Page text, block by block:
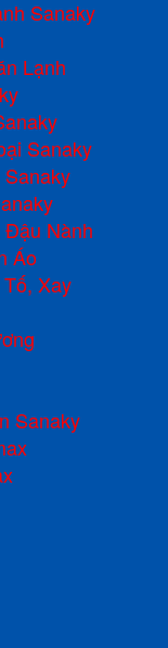
Sanaky
Lạnh
Sanaky
Đậu Nành
Áo
Xay
Sanaky